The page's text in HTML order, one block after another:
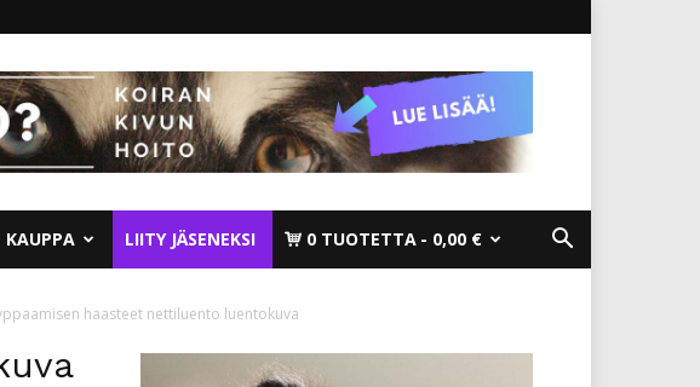
KAUPPA LIITY JÄSENEKSI 0 TUOTETTA 0,00 €
haasteet nettiluento luentokuva